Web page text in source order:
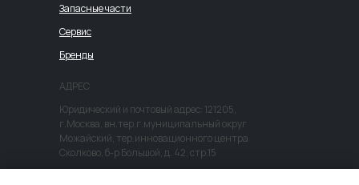
АДРЕС
Запасные части
Сервис
Юридический и почтовый адрес: 121205,
г.Москва, вн.тер.г.муниципальный округ
Можайский, тер.инновационного центра
Сколково, б-р Большой, д. 42, стр.15
Бренды